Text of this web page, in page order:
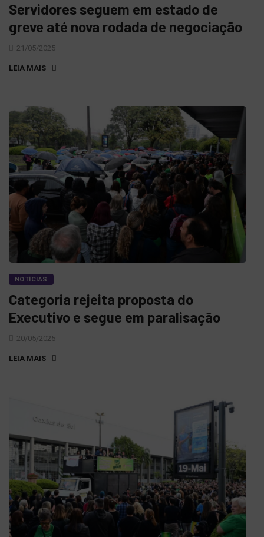
Servidores seguem em estado de
greve até nova rodada de negociação
21/05/2025
LEIA MAIS
NOTÍCIAS
Categoria rejeita proposta do
Executivo e segue em paralisação
20/05/2025
LEIA MAIS